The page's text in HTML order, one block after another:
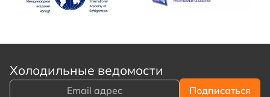
Холодильные ведомости